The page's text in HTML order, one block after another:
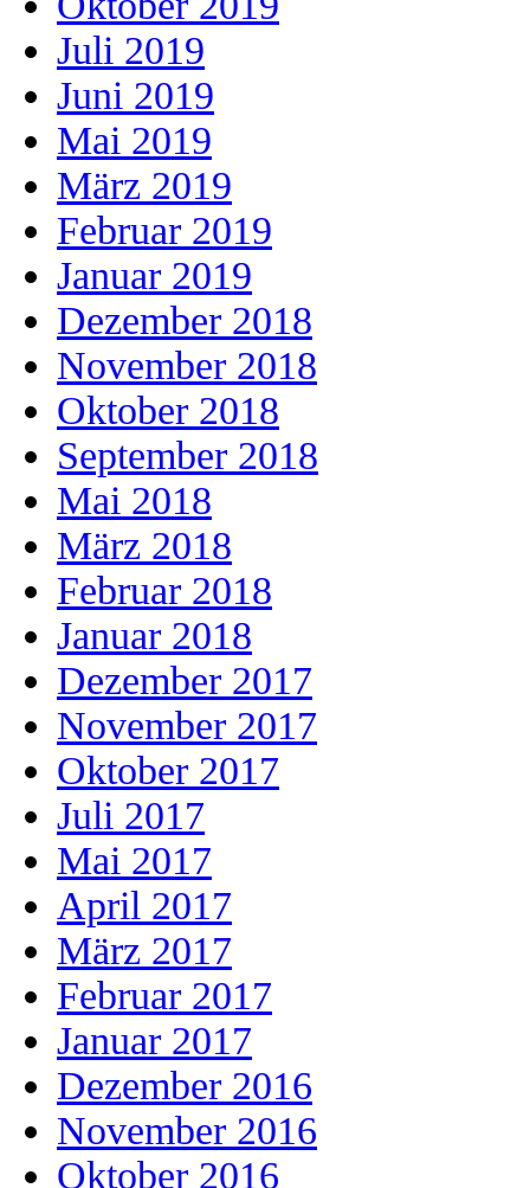
Juli 2019
Juni 2019
Mai 2019
März 2019
Februar 2019
Januar 2019
Dezember 2018
November 2018
Oktober 2018
September 2018
Mai 2018
März 2018
Februar 2018
Januar 2018
Dezember 2017
November 2017
Oktober 2017
Juli 2017
Mai 2017
April 2017
März 2017
Februar 2017
Januar 2017
Dezember 2016
November 2016
Oktober 2016